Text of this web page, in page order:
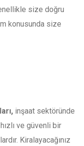
size doğru
konusunda size
inşaat sektöründe
ve güvenli bir
Kiralayacağınız